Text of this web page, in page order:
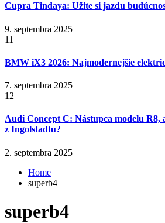
Cupra Tindaya: Užite si jazdu
9. septembra 2025
11
BMW iX3 2026: Najmodernejšie
7. septembra 2025
12
Audi Concept C: Nástupca modelu R8,
z Ingolstadtu?
2. septembra 2025
Home
superb4
superb4